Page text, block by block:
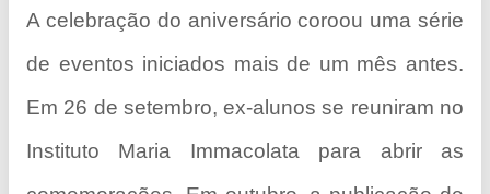
A celebração do aniversário coroou uma série
de eventos iniciados mais de um mês antes.
Em 26 de setembro, ex-alunos se reuniram no
Instituto Maria Immacolata para abrir as